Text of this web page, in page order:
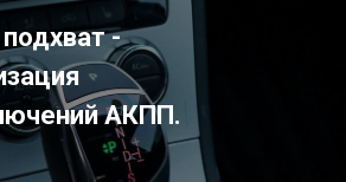
-
АКПП.